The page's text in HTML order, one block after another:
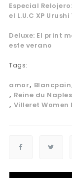
Especial
el L.U.C XP
Deluxe: El print
este verano
Tags:
amor Blancpain
Reine du
Villeret Women